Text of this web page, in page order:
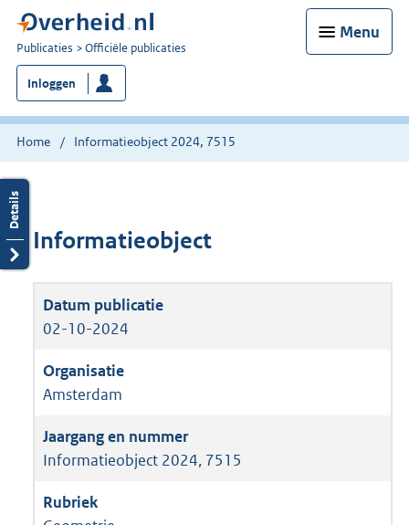
Menu
U
bent
nu
hier:
Publicaties Officiële publicaties
Inloggen
Home Informatieobject 2024, 7515
Informatieobject
02-10-2024
Amsterdam
Informatieobject 2024, 7515